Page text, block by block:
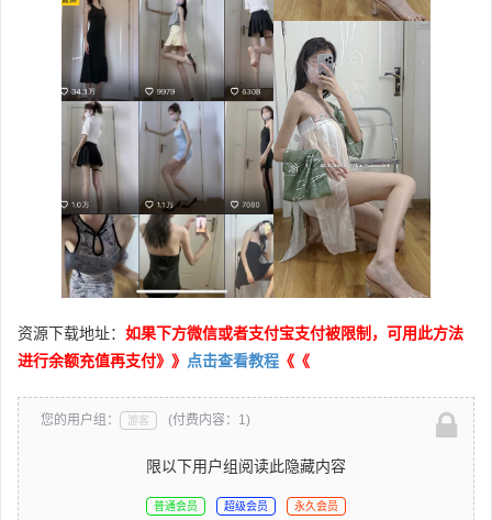
资源下载地址： 如果下方微信或者支付宝支付被限制，可用此方法
进行余额充值再支付》》 点击查看教程 《《
您的用户组： 游客 (付费内容：1)
限以下用户组阅读此隐藏内容
普通会员 超级会员 永久会员